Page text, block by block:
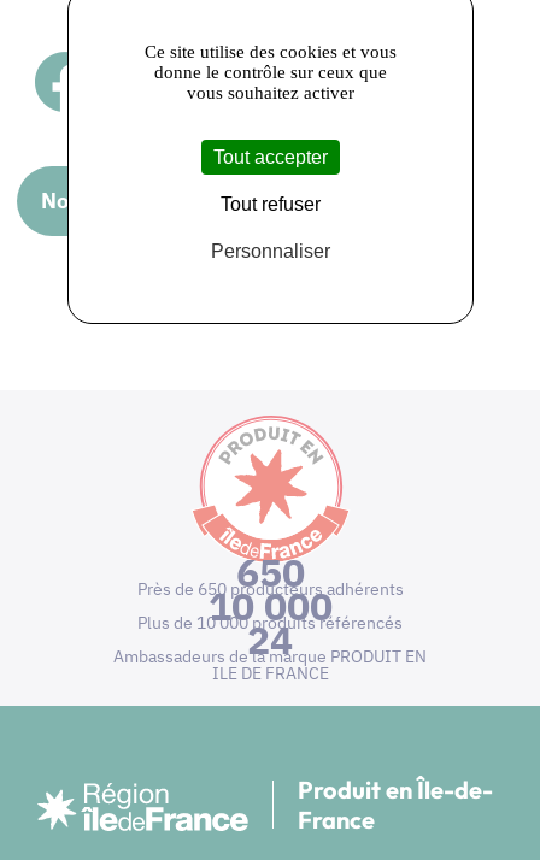
Nous rendre visite
650
Près de 650 producteurs adhérents
10 000
Plus de 10 000 produits référencés
24
Ambassadeurs de la marque PRODUIT EN
ILE DE FRANCE
Produit en Île-de-
France
Ce site utilise des cookies et vous
donne le contrôle sur ceux que
vous souhaitez activer
Tout accepter
Tout refuser
Personnaliser